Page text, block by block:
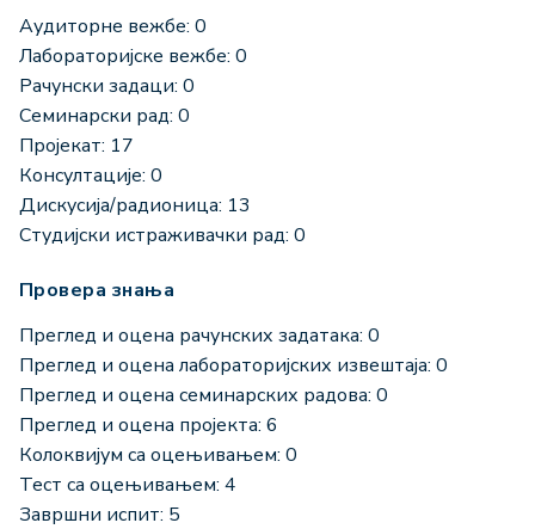
Аудиторне вежбе: 0
Лабораторијске вежбе: 0
Рачунски задаци: 0
Семинарски рад: 0
Пројекат: 17
Консултације: 0
Дискусија/радионица: 13
Студијски истраживачки рад: 0
Провера знања
Преглед и оцена рачунских задатака: 0
Преглед и оцена лабораторијских извештаја: 0
Преглед и оцена семинарских радова: 0
Преглед и оцена пројекта: 6
Колоквијум са оцењивањем: 0
Тест са оцењивањем: 4
Завршни испит: 5